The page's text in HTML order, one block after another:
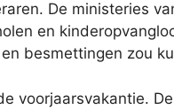
De ministeries
en
besmettingen zou
voorjaarsvakantie.